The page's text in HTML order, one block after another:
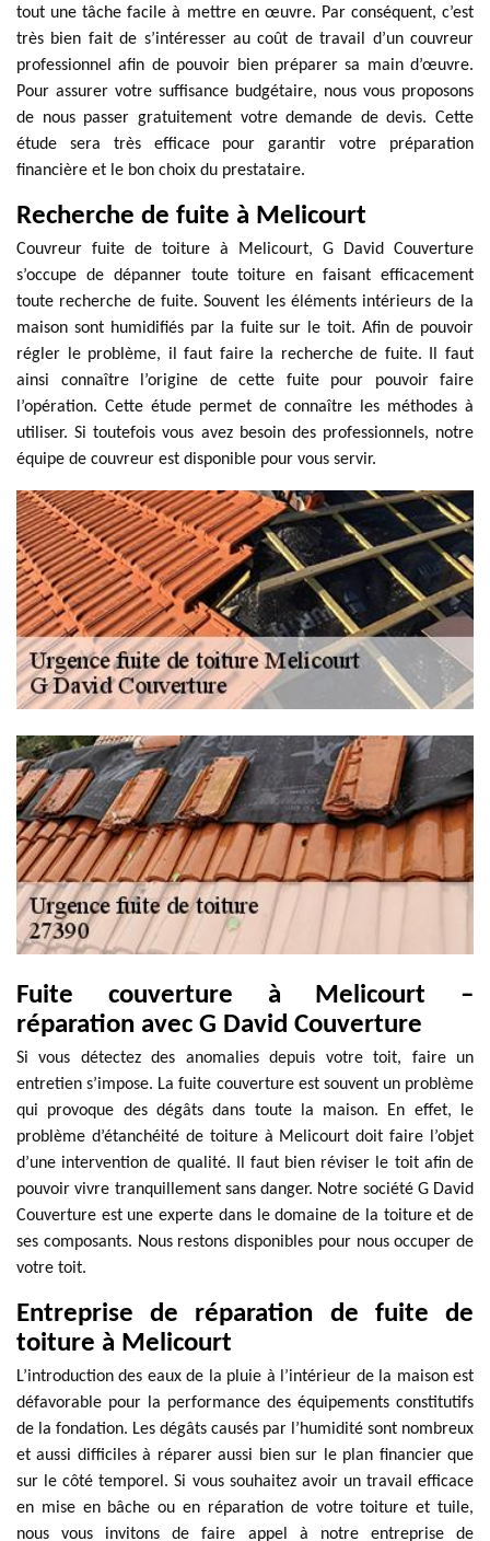
tout une tâche facile à mettre en œuvre. Par conséquent, c’est
très bien fait de s’intéresser au coût de travail d’un couvreur
professionnel afin de pouvoir bien préparer sa main d’œuvre.
Pour assurer votre suffisance budgétaire, nous vous proposons
de nous passer gratuitement votre demande de devis. Cette
étude sera très efficace pour garantir votre préparation
financière et le bon choix du prestataire.
Recherche de fuite à Melicourt
Couvreur fuite de toiture à Melicourt, G David Couverture
s’occupe de dépanner toute toiture en faisant efficacement
toute recherche de fuite. Souvent les éléments intérieurs de la
maison sont humidifiés par la fuite sur le toit. Afin de pouvoir
régler le problème, il faut faire la recherche de fuite. Il faut
ainsi connaître l’origine de cette fuite pour pouvoir faire
l’opération. Cette étude permet de connaître les méthodes à
utiliser. Si toutefois vous avez besoin des professionnels, notre
équipe de couvreur est disponible pour vous servir.
Fuite couverture à Melicourt –
réparation avec G David Couverture
Si vous détectez des anomalies depuis votre toit, faire un
entretien s’impose. La fuite couverture est souvent un problème
qui provoque des dégâts dans toute la maison. En effet, le
problème d’étanchéité de toiture à Melicourt doit faire l’objet
d’une intervention de qualité. Il faut bien réviser le toit afin de
pouvoir vivre tranquillement sans danger. Notre société G David
Couverture est une experte dans le domaine de la toiture et de
ses composants. Nous restons disponibles pour nous occuper de
votre toit.
Entreprise de réparation de fuite de
toiture à Melicourt
L’introduction des eaux de la pluie à l’intérieur de la maison est
défavorable pour la performance des équipements constitutifs
de la fondation. Les dégâts causés par l’humidité sont nombreux
et aussi difficiles à réparer aussi bien sur le plan financier que
sur le côté temporel. Si vous souhaitez avoir un travail efficace
en mise en bâche ou en réparation de votre toiture et tuile,
nous vous invitons de faire appel à notre entreprise de